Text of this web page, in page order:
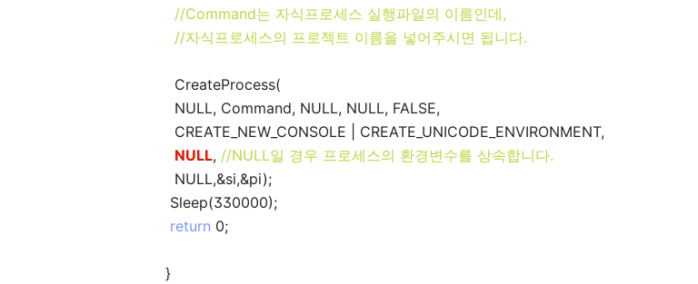
//Command는 자식프로세스 실행파일의 이름인데,
//자식프로세스의 프로젝트 이름을 넣어주시면 됩니다.
CreateProcess(
NULL, Command, NULL, NULL, FALSE,
CREATE_NEW_CONSOLE | CREATE_UNICODE_ENVIRONMENT,
NULL, //NULL일 경우 프로세스의 환경변수를 상속합니다.
NULL,&si,&pi);
Sleep(330000);
return 0;
}